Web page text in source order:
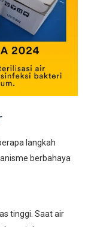
langkah
berbahaya
tinggi. Saat air